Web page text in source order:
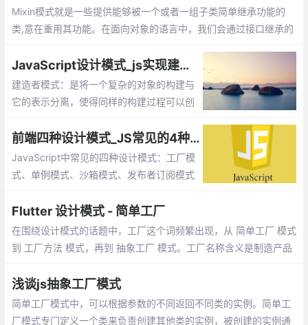
臃肿的情况。
Mixin模式就是一些提供能够被一个或者一组子类简单继承功能的
类,意在重用其功能。在面向对象的语言中，我们会通过接口继承的
JavaScript设计模式_js实现建造者模式
建造者模式：是将一个复杂的对象的构建与
它的表示分离，使得同样的构建过程可以创
个类的模式，而建造者模式则是将各种产品
集中起来进行管理，用来创建复合对象
前端四种设计模式_JS常见的4种模式
JavaScript中常见的四种设计模式：工厂模
式、单例模式、沙箱模式、发布者订阅模式
Flutter 设计模式 - 简单工厂
在围绕设计模式的话题中，工厂这个词频繁出现，从 简单工厂 模式
到 工厂方法 模式，再到 抽象工厂 模式。工厂名称含义是制造产品
建型模式
浅谈js抽象工厂模式
简单工厂模式中，可以根据参数的不同返回不同类的实例。简单工
厂模式专门定义一个类来负责创建其他类的实例，被创建的实例通